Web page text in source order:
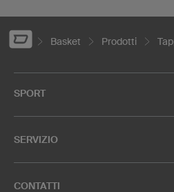
Basket Prodotti
SPORT
SERVIZIO
CONTATTI